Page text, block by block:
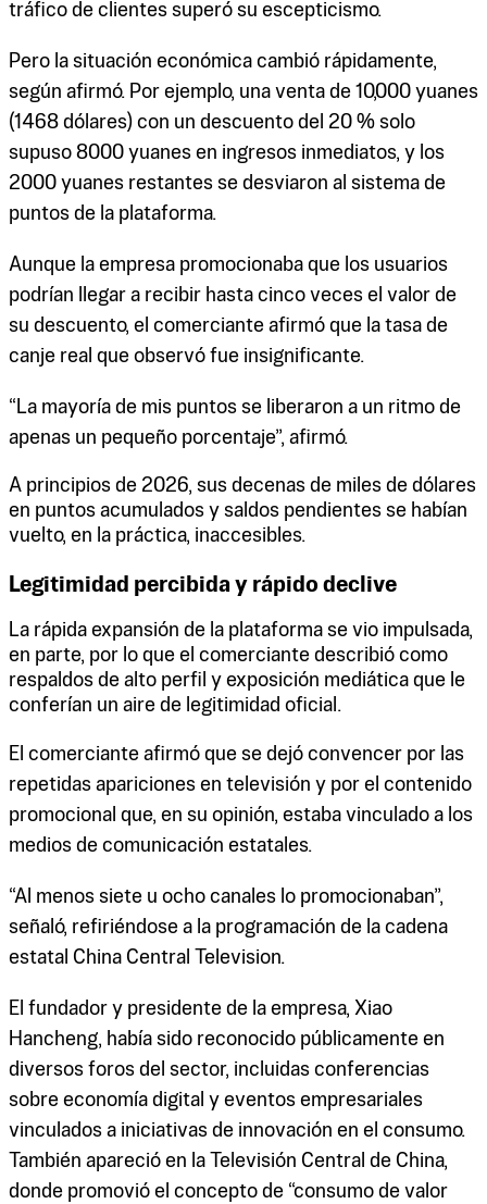
tráfico de clientes superó su escepticismo.
Pero la situación económica cambió rápidamente,
según afirmó. Por ejemplo, una venta de 10,000 yuanes
(1468 dólares) con un descuento del 20 % solo
supuso 8000 yuanes en ingresos inmediatos, y los
2000 yuanes restantes se desviaron al sistema de
puntos de la plataforma.
Aunque la empresa promocionaba que los usuarios
podrían llegar a recibir hasta cinco veces el valor de
su descuento, el comerciante afirmó que la tasa de
canje real que observó fue insignificante.
“La mayoría de mis puntos se liberaron a un ritmo de
apenas un pequeño porcentaje”, afirmó.
A principios de 2026, sus decenas de miles de dólares
en puntos acumulados y saldos pendientes se habían
vuelto, en la práctica, inaccesibles.
Legitimidad percibida y rápido declive
La rápida expansión de la plataforma se vio impulsada,
en parte, por lo que el comerciante describió como
respaldos de alto perfil y exposición mediática que le
conferían un aire de legitimidad oficial.
El comerciante afirmó que se dejó convencer por las
repetidas apariciones en televisión y por el contenido
promocional que, en su opinión, estaba vinculado a los
medios de comunicación estatales.
“Al menos siete u ocho canales lo promocionaban”,
señaló, refiriéndose a la programación de la cadena
estatal China Central Television.
El fundador y presidente de la empresa, Xiao
Hancheng, había sido reconocido públicamente en
diversos foros del sector, incluidas conferencias
sobre economía digital y eventos empresariales
vinculados a iniciativas de innovación en el consumo.
También apareció en la Televisión Central de China,
donde promovió el concepto de “consumo de valor